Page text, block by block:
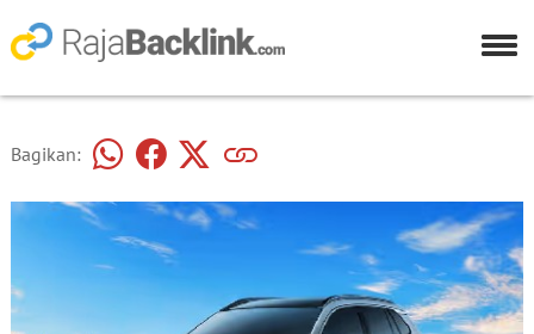
Bagikan: